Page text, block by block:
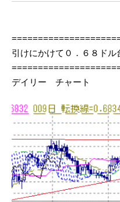
引けにかけて０．６８ドル
デイリー チャート